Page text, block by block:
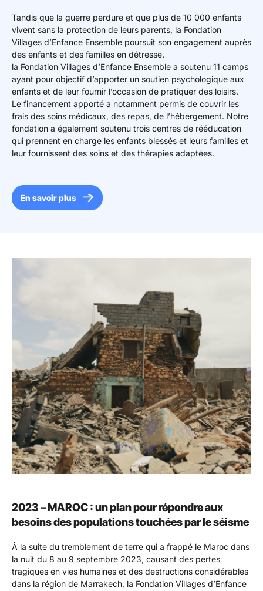
Tandis que la guerre perdure et que plus de 10 000 enfants
vivent sans la protection de leurs parents, la Fondation
Villages d’Enfance Ensemble poursuit son engagement auprès
des enfants et des familles en détresse.
la Fondation Villages d’Enfance Ensemble a soutenu 11 camps
ayant pour objectif d’apporter un soutien psychologique aux
enfants et de leur fournir l’occasion de pratiquer des loisirs.
Le financement apporté a notamment permis de couvrir les
frais des soins médicaux, des repas, de l’hébergement. Notre
fondation a également soutenu trois centres de rééducation
qui prennent en charge les enfants blessés et leurs familles et
leur fournissent des soins et des thérapies adaptées.
En savoir plus
2023 – MAROC : un plan pour répondre aux
besoins des populations touchées par le séisme
À la suite du tremblement de terre qui a frappé le Maroc dans
la nuit du 8 au 9 septembre 2023, causant des pertes
tragiques en vies humaines et des destructions considérables
dans la région de Marrakech, la Fondation Villages d’Enfance